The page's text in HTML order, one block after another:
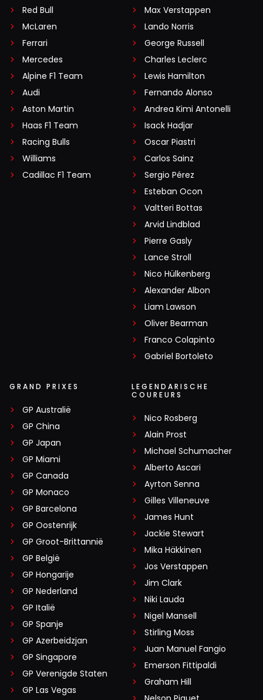
Red Bull
McLaren
Ferrari
Mercedes
Alpine F1 Team
Audi
Aston Martin
Haas F1 Team
Racing Bulls
Williams
Cadillac F1 Team
Max Verstappen
Lando Norris
George Russell
Charles Leclerc
Lewis Hamilton
Fernando Alonso
Andrea Kimi Antonelli
Isack Hadjar
Oscar Piastri
Carlos Sainz
Sergio Pérez
Esteban Ocon
Valtteri Bottas
Arvid Lindblad
Pierre Gasly
Lance Stroll
Nico Hülkenberg
Alexander Albon
Liam Lawson
Oliver Bearman
Franco Colapinto
Gabriel Bortoleto
GRAND PRIXES
GP Australië
GP China
GP Japan
GP Miami
GP Canada
GP Monaco
GP Barcelona
GP Oostenrijk
GP Groot-Brittannië
GP België
GP Hongarije
GP Nederland
GP Italië
GP Spanje
GP Azerbeidzjan
GP Singapore
GP Verenigde Staten
GP Las Vegas
LEGENDARISCHE
COUREURS
Nico Rosberg
Alain Prost
Michael Schumacher
Alberto Ascari
Ayrton Senna
Gilles Villeneuve
James Hunt
Jackie Stewart
Mika Häkkinen
Jos Verstappen
Jim Clark
Niki Lauda
Nigel Mansell
Stirling Moss
Juan Manuel Fangio
Emerson Fittipaldi
Graham Hill